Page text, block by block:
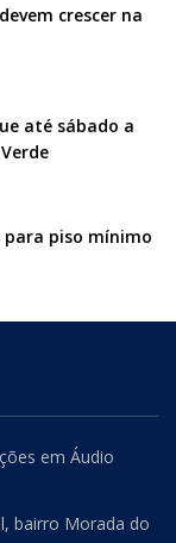
crescer na
até sábado a
piso mínimo
em Áudio
bairro Morada do